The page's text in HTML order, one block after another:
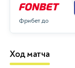
Фрибет до
Ход матча